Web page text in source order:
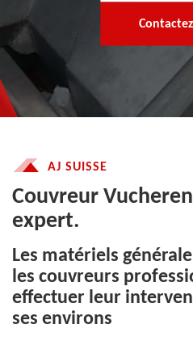
AJ SUISSE
Couvreur
expert.
Les matériels
les couvreurs
effectuer leur
ses environs